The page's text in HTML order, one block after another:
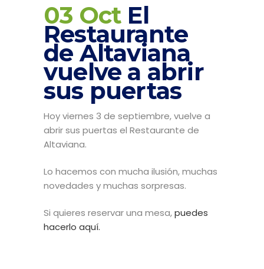
03 Oct El
Restaurante
de Altaviana
vuelve a abrir
sus puertas
Hoy viernes 3 de septiembre, vuelve a
abrir sus puertas el Restaurante de
Altaviana.
Lo hacemos con mucha ilusión, muchas
novedades y muchas sorpresas.
Si quieres reservar una mesa,puedes
hacerlo aquí.